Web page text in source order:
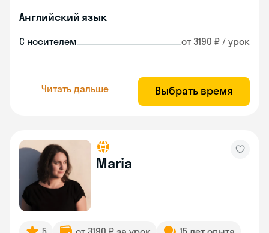
Английский язык
С носителем от 3190 ₽ / урок
Читать дальше Выбрать время
Maria